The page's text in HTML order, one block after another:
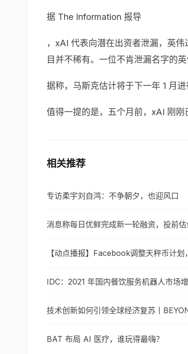
据 The Information 报导
，xAI 代表向潜在出资者泄漏，英
目并不稀有。一位不肯泄漏名字的
据称，马斯克估计将于下一年 1 月
值得一提的是，五个月前，xAI 刚
相关推荐
专访柔宇刘自鸿：不争朝夕，也迎风口
消息称每日优鲜完成新一轮融资，投前
【动点播报】Facebook调整天秤币计
IDC：2021 年国内餐饮服务机器人市场
技术创新如何引领全球经济复苏丨
BAT 布局 AI 医疗，谁玩得最嗨？